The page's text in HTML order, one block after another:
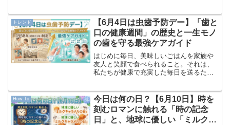
で持ち切りとなり、行楽地へと向かう
人々の活気が街...
トレンド
【6月4日は虫歯予防デー】「歯と
口の健康週間」の歴史と一生モノ
の歯を守る最強ケアガイド
はじめに毎日、美味しいごはんを家族や
友人と笑顔で食べられること。それは、
私たちが健康で充実した毎日を送るため
で、ついつい自分の歯磨きがおろそかに
なってしまったり、「痛く...
How To
今日は何の日？【6月10日】時を
刻むロマンに触れる「時の記念
日」と、地球に優しい「ミルクキ